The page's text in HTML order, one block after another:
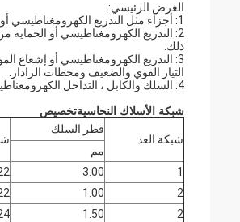
الغرض الرئيسي:
1: أجزاء مثل التدريع الكهرومغناطيسي أو الحماية من الإشعاع الكهرومغناطيسي التي تتطلب نقل الضوء ؛مثل تدريع نافذة العرض لطاولة العدادات.
2: التدريع الكهرومغناطيسي أو الحماية
ذلك.
3: التدريع الكهرومغناطيسي أو
التيار القوي والضعيف ومحطات الرادار.
4: السلك والكابل ، التداخل الكهرومغناطيسي المضاد ، يلعبان دورًا وقائيًا في التدريع الكهرومغناطيسي.
شبكة الأسلاك النحاسيةتخصيص
شبكة العد
قطر السلك
مم
1
3.00
2
1.00
2
1.50